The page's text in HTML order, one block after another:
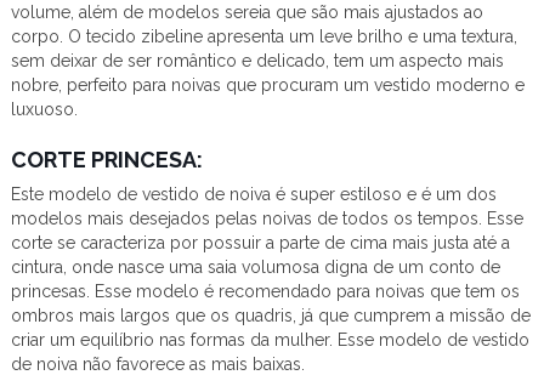
volume, além de modelos sereia que são mais ajustados ao
corpo. O tecido zibeline apresenta um leve brilho e uma textura,
sem deixar de ser romântico e delicado, tem um aspecto mais
nobre, perfeito para noivas que procuram um vestido moderno e
luxuoso.
CORTE PRINCESA:
Este modelo de vestido de noiva é super estiloso e é um dos
modelos mais desejados pelas noivas de todos os tempos. Esse
corte se caracteriza por possuir a parte de cima mais justa até a
cintura, onde nasce uma saia volumosa digna de um conto de
princesas. Esse modelo é recomendado para noivas que tem os
ombros mais largos que os quadris, já que cumprem a missão de
criar um equilíbrio nas formas da mulher. Esse modelo de vestido
de noiva não favorece as mais baixas.